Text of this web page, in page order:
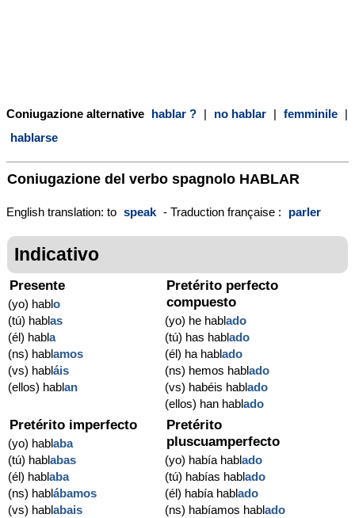
Coniugazione alternative hablar ? | no hablar | femminile |
hablarse
Coniugazione del verbo spagnolo HABLAR
English translation: to speak - Traduction française : parler
Indicativo
Presente
(yo) hablo
(tú) hablas
(él) habla
(ns) hablamos
(vs) habláis
(ellos) hablan
Pretérito perfecto
compuesto
(yo) he hablado
(tú) has hablado
(él) ha hablado
(ns) hemos hablado
(vs) habéis hablado
(ellos) han hablado
Pretérito imperfecto
(yo) hablaba
(tú) hablabas
(él) hablaba
(ns) hablábamos
(vs) hablabais
Pretérito
pluscuamperfecto
(yo) había hablado
(tú) habías hablado
(él) había hablado
(ns) habíamos hablado